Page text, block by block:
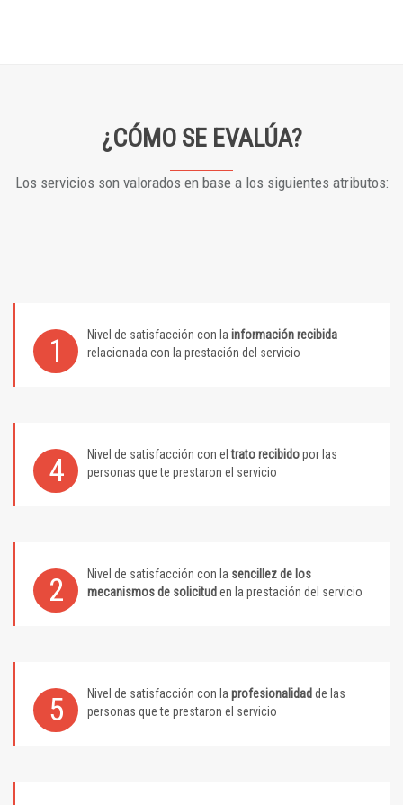
¿CÓMO SE EVALÚA?
Los servicios son valorados en base a los siguientes atributos:
1 Nivel de satisfacción con la información recibida
relacionada con la prestación del servicio
4 Nivel de satisfacción con eltrato recibidopor las
personas que te prestaron el servicio
2 Nivel de satisfacción con la sencillez de los
mecanismos de solicitud en la prestación del servicio
5 Nivel de satisfacción con la profesionalidad de las
personas que te prestaron el servicio